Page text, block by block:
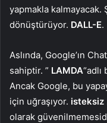
yapmakla
dönüştürüyor. DALL-E.
Aslında, Google’ın
sahiptir. ” LAMDA“adlı
Ancak Google, bu
için uğraşıyor. isteksiz
olarak